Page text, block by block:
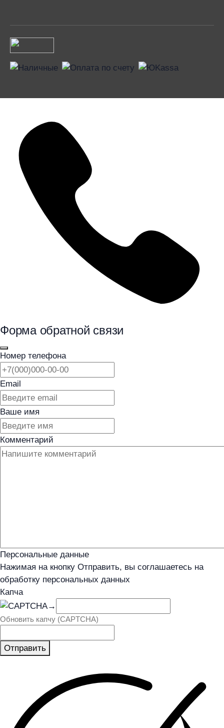
Форма обратной связи
Номер телефона
Email
Ваше имя
Комментарий
Персональные данные
Нажимая на кнопку Отправить, вы соглашаетесь на
обработку персональных данных
Капча
→
Обновить капчу (CAPTCHA)
Отправить